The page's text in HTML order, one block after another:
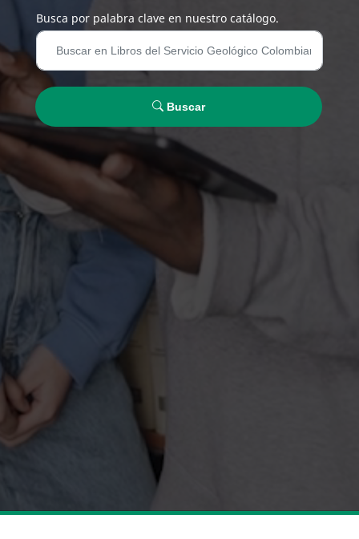
Busca por palabra clave en nuestro catálogo.
Buscar